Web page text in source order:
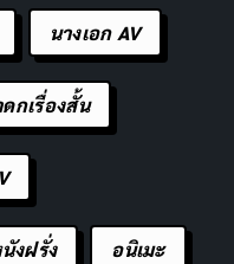
ละเปิดเผยความลับที่
แธม แบทแมนต้องต่อสู้
นโหดร้ายเกี่ยวกับ
พบกับเซลิน่า ไคล์ หรือ
องราวนี้ ทั้งสองต้อง
นางเอก AV
กเรื่องสั้น
งฝรั่ง อนิเมะ